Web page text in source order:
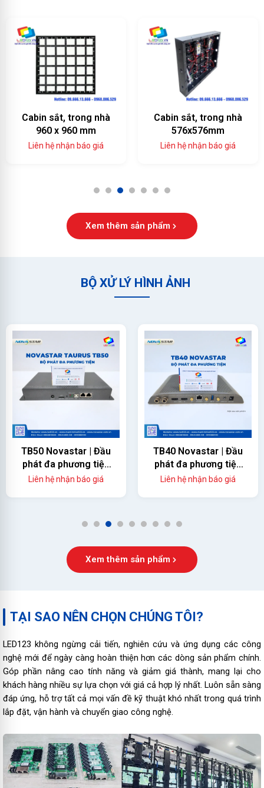
Cabin sắt, trong nhà
960 x 960 mm
Liên hệ nhận báo giá
Cabin sắt, trong nhà
576x576mm
Liên hệ nhận báo giá
1 2 3 4 5 6 7
Xem thêm sản phẩm
BỘ XỬ LÝ HÌNH ẢNH
TB50 Novastar | Đầu
phát đa phương tiện
cho màn hình led
Liên hệ nhận báo giá
TB40 Novastar | Đầu
phát đa phương tiện
chính hãng
Liên hệ nhận báo giá
1 2 3 4 5 6 7 8 9
Xem thêm sản phẩm
TẠI SAO NÊN CHỌN CHÚNG TÔI?
LED123 không ngừng cải tiến, nghiên cứu và ứng dụng các công
nghệ mới để ngày càng hoàn thiện hơn các dòng sản phẩm chính.
Góp phần nâng cao tính năng và giảm giá thành, mang lại cho
khách hàng nhiều sự lựa chọn với giá cả hợp lý nhất. Luôn sẵn sàng
đáp ứng, hỗ trợ tất cả mọi vấn đề kỹ thuật khó nhất trong quá trình
lắp đặt, vận hành và chuyển giao công nghệ.